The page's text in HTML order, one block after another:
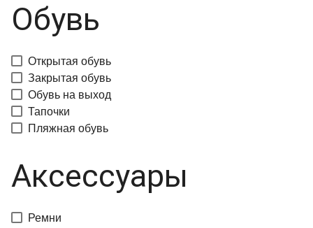
Обувь
Открытая обувь
Закрытая обувь
Обувь на выход
Тапочки
Пляжная обувь
Аксессуары
Ремни